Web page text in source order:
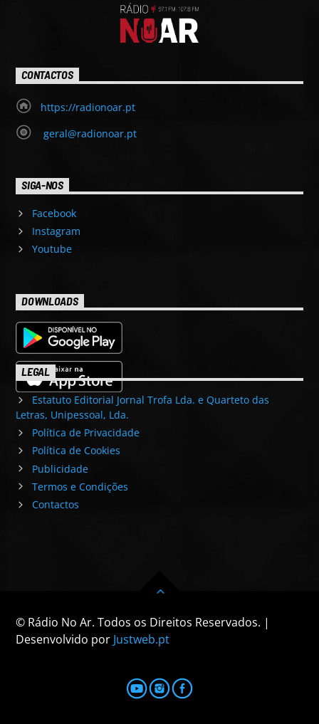
CONTACTOS
https://radionoar.pt
geral@radionoar.pt
SIGA-NOS
Facebook
Instagram
Youtube
DOWNLOADS
LEGAL
Estatuto Editorial Jornal Trofa Lda. e Quarteto das
Letras, Unipessoal, Lda.
Política de Privacidade
Política de Cookies
Publicidade
Termos e Condições
Contactos
© Rádio No Ar. Todos os Direitos Reservados. |
Desenvolvido por Justweb.pt